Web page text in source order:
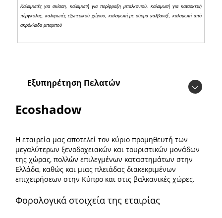
Καλαμωτές για σκίαση, καλαμωτή για περίφραξη μπαλκονιού, καλαμωτή για κατασκευή
πέργκολας, καλαμωτές εξωτερικού χώρου, καλαμωτή με σύρμα γαλβανιζέ, καλαμωτή από
ακρόκλαδα μπαμπού
Εξυπηρέτηση Πελατών
Ecoshadow
Η εταιρεία μας αποτελεί τον κύριο προμηθευτή των
μεγαλύτερων ξενοδοχειακών και τουριστικών μονάδων
της χώρας, πολλών επιλεγμένων καταστημάτων στην
Ελλάδα, καθώς και μιας πλειάδας διακεκριμένων
επιχειρήσεων στην Κύπρο και στις βαλκανικές χώρες.
Φορολογικά στοιχεία της εταιρίας